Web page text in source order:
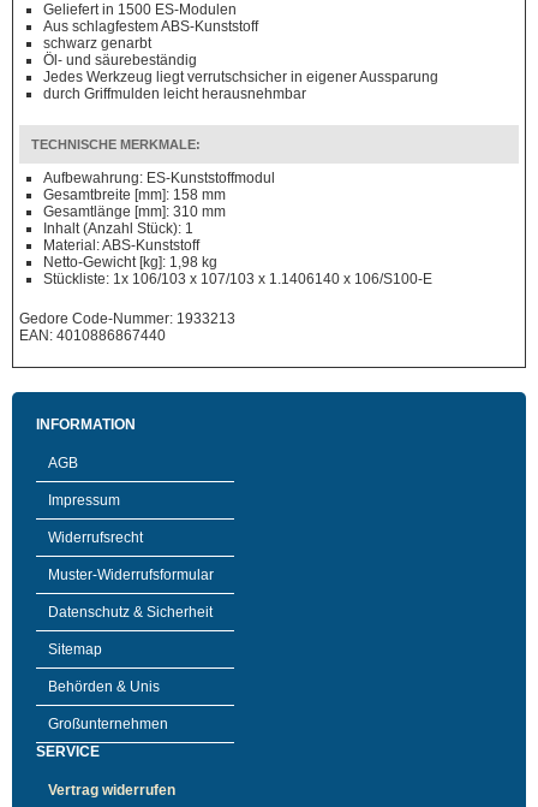
Geliefert in 1500 ES-Modulen
Aus schlagfestem ABS-Kunststoff
schwarz genarbt
Öl- und säurebeständig
Jedes Werkzeug liegt verrutschsicher in eigener Aussparung
durch Griffmulden leicht herausnehmbar
TECHNISCHE MERKMALE:
Aufbewahrung: ES-Kunststoffmodul
Gesamtbreite [mm]: 158 mm
Gesamtlänge [mm]: 310 mm
Inhalt (Anzahl Stück): 1
Material: ABS-Kunststoff
Netto-Gewicht [kg]: 1,98 kg
Stückliste: 1x 106/103 x 107/103 x 1.1406140 x 106/S100-E
Gedore Code-Nummer: 1933213
EAN: 4010886867440
INFORMATION
AGB
Impressum
Widerrufsrecht
Muster-Widerrufsformular
Datenschutz & Sicherheit
Sitemap
Behörden & Unis
Großunternehmen
SERVICE
Vertrag widerrufen